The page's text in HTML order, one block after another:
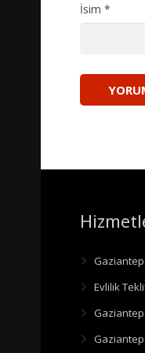
İsim *
Evlilik